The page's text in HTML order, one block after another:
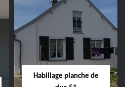
Nettoyage et
ravalement de
façade 51
Habillage planche de